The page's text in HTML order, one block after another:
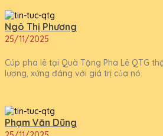
Ngô Thị Phương
25/11/2025
Cúp pha lê tại Quà Tặng Pha Lê QTG
lượng, xứng đáng với giá trị của nó.
Phạm Văn Dũng